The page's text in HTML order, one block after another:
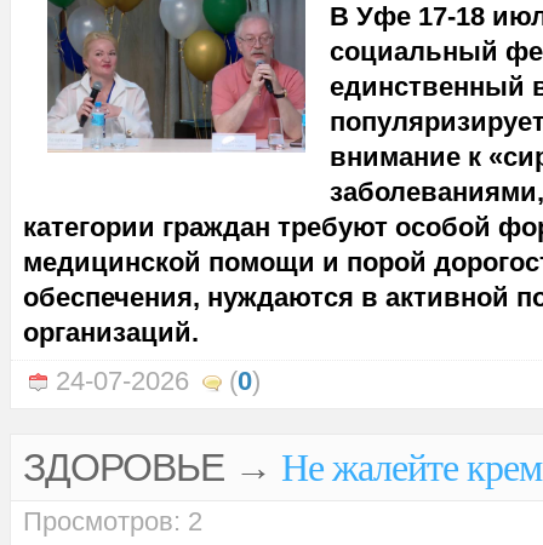
В Уфе 17-18
социальный
единственный
внимание к
категории граждан требуют особой
медицинской помощи и порой
обеспечения, нуждаются в активной
организаций.
24-07-2026
(0)
ЗДОРОВЬЕ→ Не жалейте
Просмотров: 2